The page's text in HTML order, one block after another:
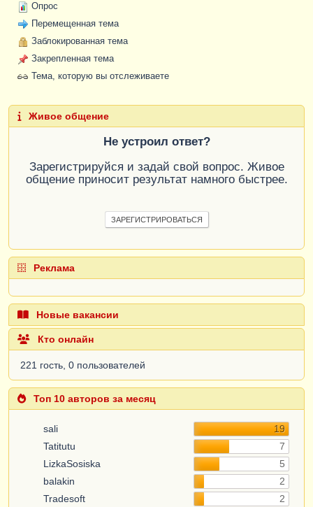
Опрос
Перемещенная тема
Заблокированная тема
Закрепленная тема
Тема, которую вы отслеживаете
Живое общение
Не устроил ответ?
Зарегистрируйся и задай свой вопрос. Живое
общение приносит результат намного быстрее.
ЗАРЕГИСТРИРОВАТЬСЯ
Реклама
Новые вакансии
Кто онлайн
221 гость, 0 пользователей
Топ 10 авторов за месяц
sali
19
Tatitutu
7
LizkaSosiska
5
balakin
2
Tradesoft
2